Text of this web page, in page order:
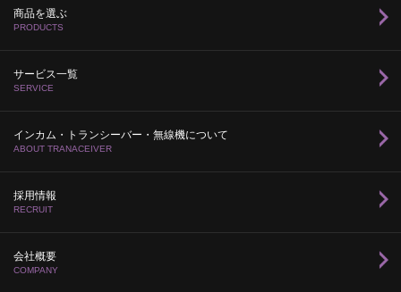
商品を選ぶ
PRODUCTS
サービス一覧
SERVICE
インカム・トランシーバー・無線機について
ABOUT TRANACEIVER
採用情報
RECRUIT
会社概要
COMPANY